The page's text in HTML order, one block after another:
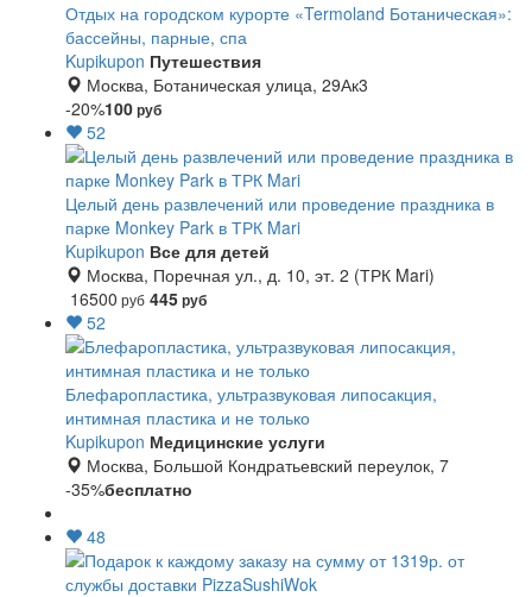
Отдых на городском курорте «Termoland Ботаническая»:
бассейны, парные, спа
Kupikupon Путешествия
Москва, Ботаническая улица, 29Ак3
-20%100руб
52
Целый день развлечений или проведение праздника в
парке Monkey Park в ТРК Mari
Kupikupon Все для детей
Москва, Поречная ул., д. 10, эт. 2 (ТРК Mari)
16500 руб 445руб
52
Блефаропластика, ультразвуковая липосакция,
интимная пластика и не только
Kupikupon Медицинские услуги
Москва, Большой Кондратьевский переулок, 7
-35%бесплатно
48